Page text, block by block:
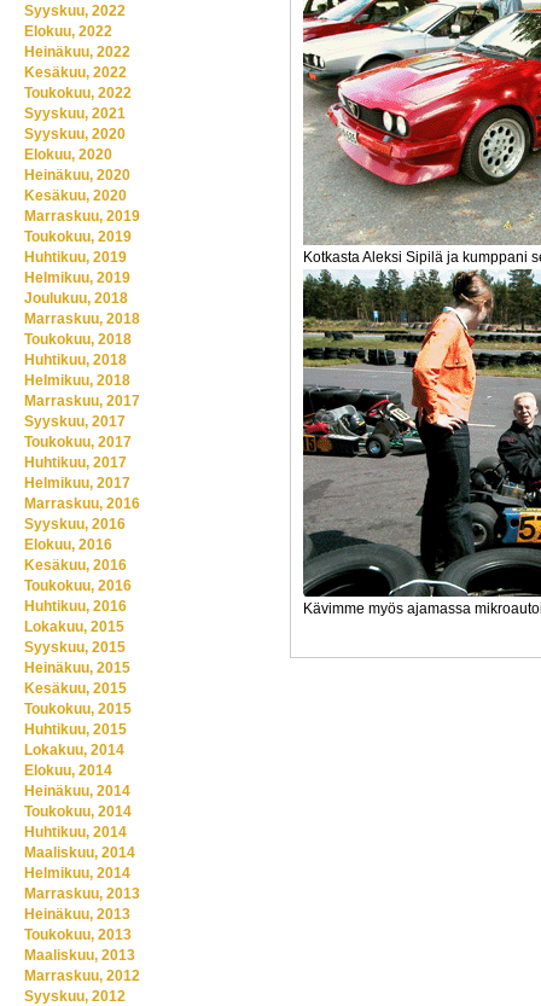
Kotkasta Aleksi Sipilä ja kumppani
Kävimme myös ajamassa
Syyskuu, 2022
Elokuu, 2022
Heinäkuu, 2022
Kesäkuu, 2022
Toukokuu, 2022
Syyskuu, 2021
Syyskuu, 2020
Elokuu, 2020
Heinäkuu, 2020
Kesäkuu, 2020
Marraskuu, 2019
Toukokuu, 2019
Huhtikuu, 2019
Helmikuu, 2019
Joulukuu, 2018
Marraskuu, 2018
Toukokuu, 2018
Huhtikuu, 2018
Helmikuu, 2018
Marraskuu, 2017
Syyskuu, 2017
Toukokuu, 2017
Huhtikuu, 2017
Helmikuu, 2017
Marraskuu, 2016
Syyskuu, 2016
Elokuu, 2016
Kesäkuu, 2016
Toukokuu, 2016
Huhtikuu, 2016
Lokakuu, 2015
Syyskuu, 2015
Heinäkuu, 2015
Kesäkuu, 2015
Toukokuu, 2015
Huhtikuu, 2015
Lokakuu, 2014
Elokuu, 2014
Heinäkuu, 2014
Toukokuu, 2014
Huhtikuu, 2014
Maaliskuu, 2014
Helmikuu, 2014
Marraskuu, 2013
Heinäkuu, 2013
Toukokuu, 2013
Maaliskuu, 2013
Marraskuu, 2012
Syyskuu, 2012